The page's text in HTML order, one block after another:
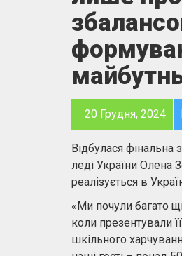
20 Грудня, 2024
Відбулася фінальна
леді України Олена
реалізується в
«Ми почули багато
коли презентували
шкільного